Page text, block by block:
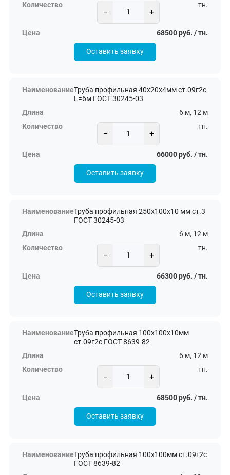
− +
тн.
68500 руб. / тн.
Оставить заявку
Труба профильная 40х20х4мм ст.09г2с
L=6м ГОСТ 30245-03
6 м, 12 м
− +
тн.
66000 руб. / тн.
Оставить заявку
Труба профильная 250х100х10 мм ст.3
ГОСТ 30245-03
6 м, 12 м
− +
тн.
66300 руб. / тн.
Оставить заявку
Труба профильная 100х100х10мм
ст.09г2с ГОСТ 8639-82
6 м, 12 м
− +
тн.
68500 руб. / тн.
Оставить заявку
Труба профильная 100х100мм ст.09г2с
ГОСТ 8639-82